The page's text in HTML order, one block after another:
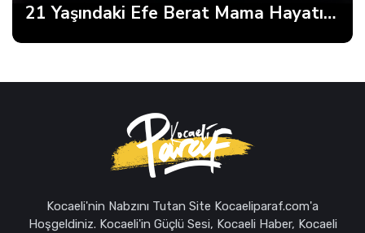
21 Yaşındaki Efe Berat Mama Hayatını Kaybetti
Kocaeli'nin Nabzını Tutan Site Kocaeliparaf.com'a
Hoşgeldiniz. Kocaeli'in Güçlü Sesi, Kocaeli Haber, Kocaeli